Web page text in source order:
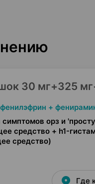
30 мг+325
+
орз и
средство + h1-
средство)
Где